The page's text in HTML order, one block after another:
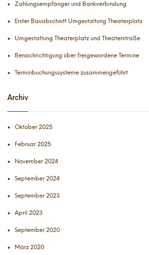
Zahlungsempfänger und Bankverbindung
Erster Bauabschnitt Umgestaltung Theaterplatz
Umgestaltung Theaterplatz und Theaterstraße
Benachrichtigung über freigewordene Termine
Terminbuchungssysteme zusammengeführt
Archiv
Oktober 2025
Februar 2025
November 2024
September 2024
September 2023
April 2023
September 2020
März 2020